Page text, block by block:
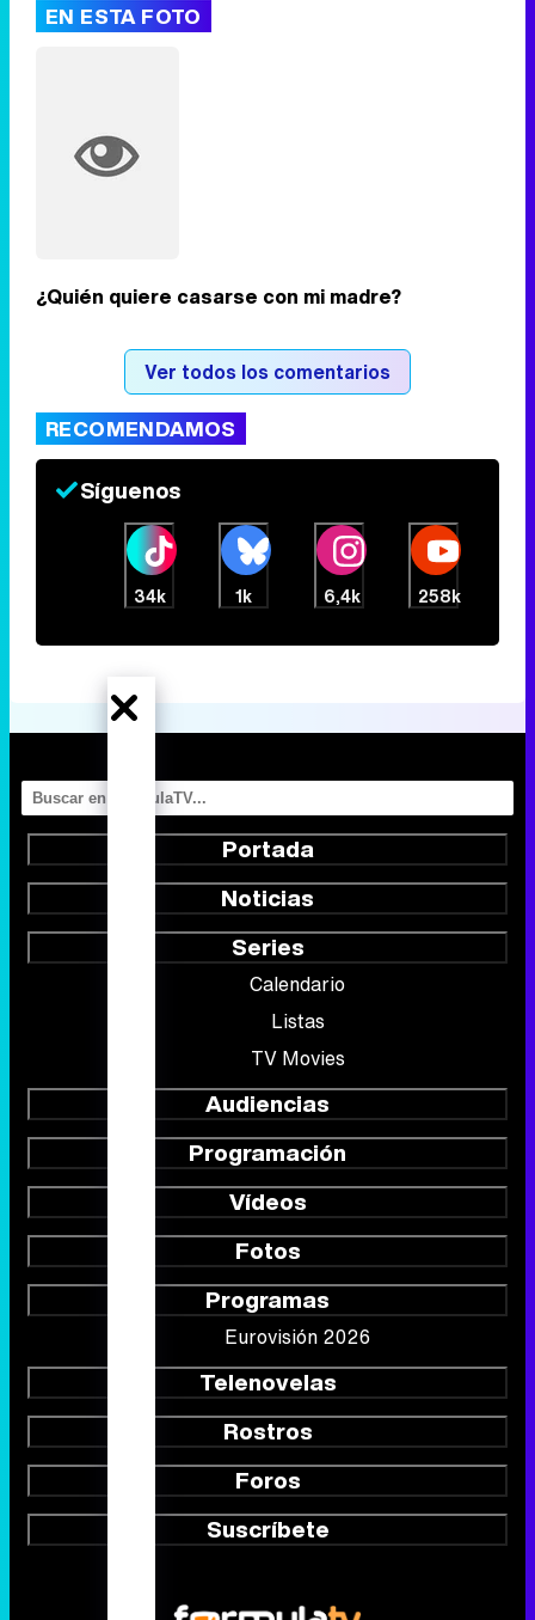
EN ESTA FOTO
¿Quién quiere casarse con mi madre?
Ver todos los comentarios
RECOMENDAMOS
Síguenos
34k 1k 6,4k 258k
Portada
Noticias
Series
Calendario
Listas
TV Movies
Audiencias
Programación
Vídeos
Fotos
Programas
Eurovisión 2026
Telenovelas
Rostros
Foros
Suscríbete